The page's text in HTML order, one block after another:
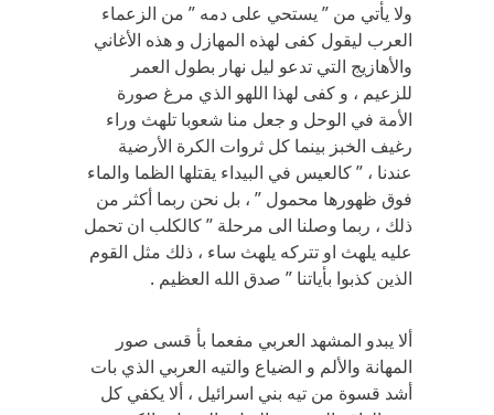
ولا يأتي من ” يستحي على دمه ” من الزعماء
العرب ليقول كفى لهذه المهازل و هذه الأغاني
والأهازيج التي تدعو ليل نهار بطول العمر
للزعيم ، و كفى لهذا اللهو الذي مرغ صورة
الأمة في الوحل و جعل منا شعوبا تلهث وراء
رغيف الخبز بينما كل ثروات الكرة الأرضية
عندنا ، ” كالعيس في البيداء يقتلها الظما والماء
فوق ظهورها محمول ” ، بل نحن ربما أكثر من
ذلك ، ربما وصلنا الى مرحلة ” كالكلب ان تحمل
عليه يلهث او تتركه يلهث ساء ، ذلك مثل القوم
الذين كذبوا بأياتنا ” صدق الله العظيم .
ألا يبدو المشهد العربي مفعما بأ قسى صور
المهانة والألم و الضياع والتيه العربي الذي بات
أشد قسوة من تيه بني اسرائيل ، ألا يكفي كل